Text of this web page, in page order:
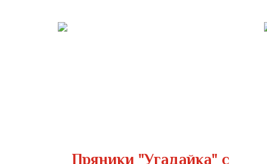
Пряники "Угадайка" с